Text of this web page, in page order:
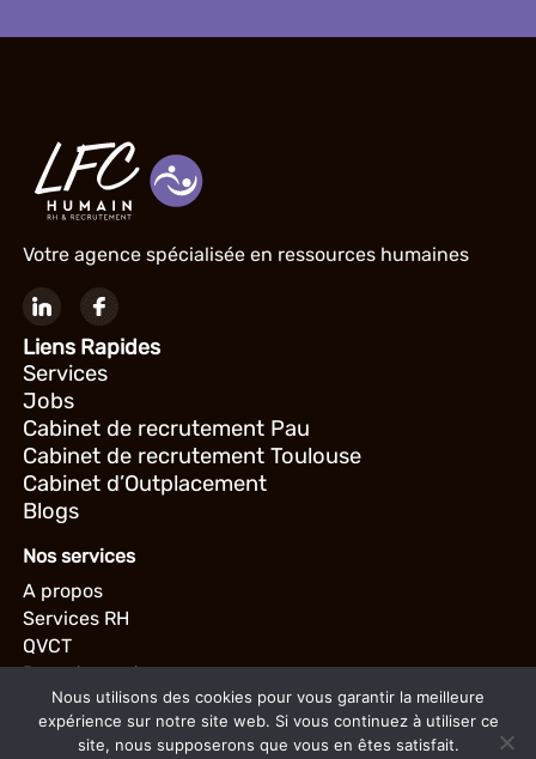
Votre agence spécialisée en ressources humaines
Liens Rapides
Services
Jobs
Cabinet de recrutement Pau
Cabinet de recrutement Toulouse
Cabinet d’Outplacement
Blogs
Nos services
A propos
Services RH
QVCT
Recrutement
Gestion de carrière
Coordonnées
Nous utilisons des cookies pour vous garantir la meilleure
expérience sur notre site web. Si vous continuez à utiliser ce
site, nous supposerons que vous en êtes satisfait.